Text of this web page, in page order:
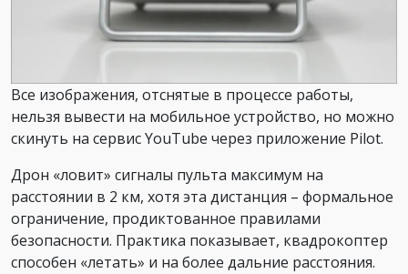
Все изображения, отснятые в процессе работы,
нельзя вывести на мобильное устройство, но можно
скинуть на сервис YouTube через приложение Pilot.
Дрон «ловит» сигналы пульта максимум на
расстоянии в 2 км, хотя эта дистанция – формальное
ограничение, продиктованное правилами
безопасности. Практика показывает, квадрокоптер
способен «летать» и на более дальние расстояния.